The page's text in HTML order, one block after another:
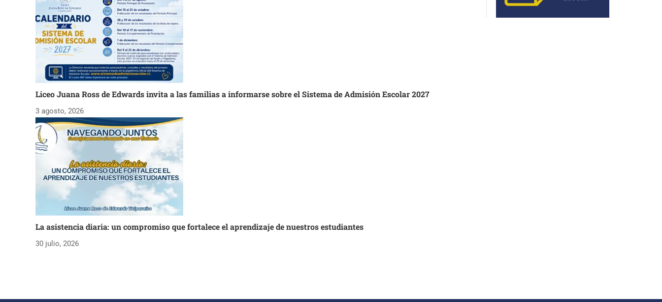
Liceo Juana Ross de Edwards invita a las familias a informarse sobre el Sistema de Admisión Escolar 2027
3 agosto, 2026
La asistencia diaria: un compromiso que fortalece el aprendizaje de nuestros estudiantes
30 julio, 2026